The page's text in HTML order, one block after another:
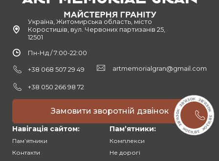
Україна, Житомирська область, місто
Коростишів, вул. Червоних партизанів 25,
12501
Пн-Нд / 7:00-22:00
+38 068 507 29 49
+38 050 266 98 72
artmemorialgran@gmail.com
Замовити зворотній дзвінок
Навігація сайтом:
Памʼятники
Контакти
Памʼятники:
Комплекси
Не дорогі